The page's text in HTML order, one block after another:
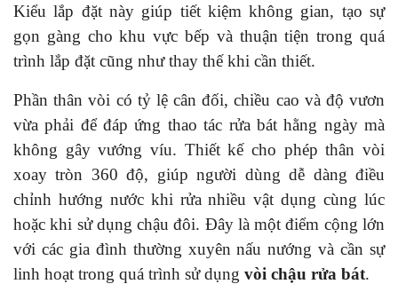
Kiểu lắp đặt này giúp tiết kiệm không gian, tạo sự
gọn gàng cho khu vực bếp và thuận tiện trong quá
trình lắp đặt cũng như thay thế khi cần thiết.
Phần thân vòi có tỷ lệ cân đối, chiều cao và độ vươn
vừa phải để đáp ứng thao tác rửa bát hằng ngày mà
không gây vướng víu. Thiết kế cho phép thân vòi
xoay tròn 360 độ, giúp người dùng dễ dàng điều
chỉnh hướng nước khi rửa nhiều vật dụng cùng lúc
hoặc khi sử dụng chậu đôi. Đây là một điểm cộng lớn
với các gia đình thường xuyên nấu nướng và cần sự
linh hoạt trong quá trình sử dụng vòi chậu rửa bát.